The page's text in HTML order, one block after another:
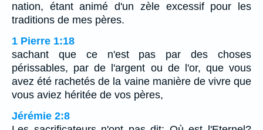
nation, étant animé d'un zèle excessif pour les
traditions de mes pères.
1 Pierre 1:18
sachant que ce n'est pas par des choses
périssables, par de l'argent ou de l'or, que vous
avez été rachetés de la vaine manière de vivre que
vous aviez héritée de vos pères,
Jérémie 2:8